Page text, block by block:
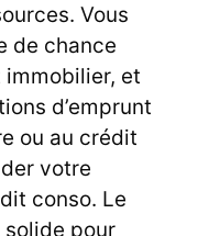
Vous
de chance
immobilier, et
d’emprunt
ou au crédit
votre
conso. Le
pour